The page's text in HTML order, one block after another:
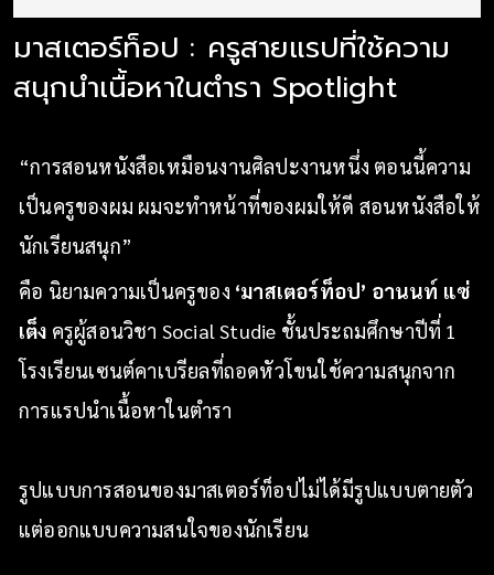
มาสเตอร์ท็อป : ครูสายแรปที่ใช้ความ
สนุกนำเนื้อหาในตำรา Spotlight
“การสอนหนังสือเหมือนงานศิลปะงานหนึ่ง ตอนนี้ความ
เป็นครูของผม ผมจะทำหน้าที่ของผมให้ดี สอนหนังสือให้
นักเรียนสนุก”
คือ นิยามความเป็นครูของ ‘มาสเตอร์ท็อป’ อานนท์ แซ่
เต็ง ครูผู้สอนวิชา Social Studie ชั้นประถมศึกษาปีที่ 1
โรงเรียนเซนต์คาเบรียลที่ถอดหัวโขนใช้ความสนุกจาก
การแรปนำเนื้อหาในตำรา
รูปแบบการสอนของมาสเตอร์ท็อปไม่ได้มีรูปแบบตายตัว
แต่ออกแบบความสนใจของนักเรียน